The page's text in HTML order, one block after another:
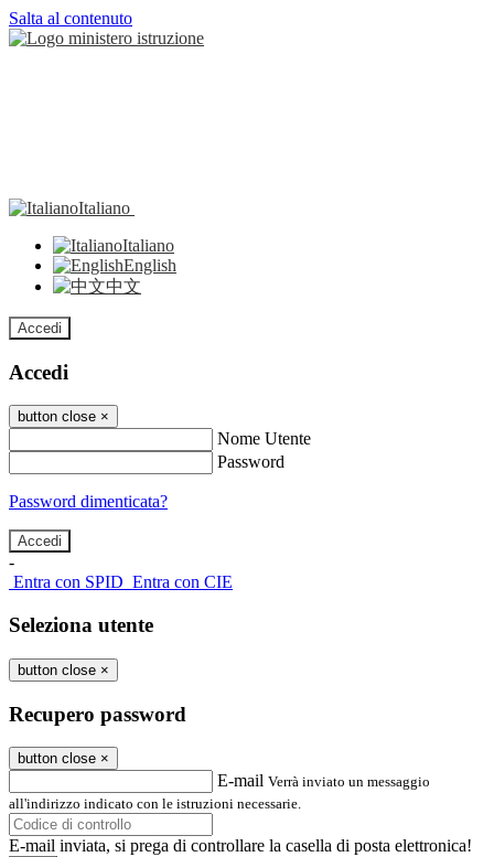
Salta al contenuto
Italiano
Italiano
English
中文
Accedi
Accedi
button close ×
Nome Utente
Password
Password dimenticata?
-
Entra con SPID Entra con CIE
Seleziona utente
button close ×
Recupero password
button close ×
E-mail Verrà inviato un messaggio
all'indirizzo indicato con le istruzioni necessarie.
E-mail inviata, si prega di controllare la casella di posta elettronica!